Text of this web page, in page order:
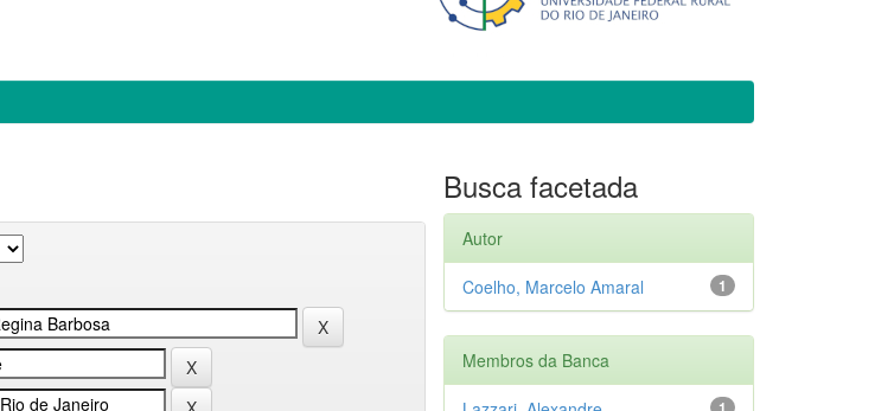
Busca facetada
Autor
1
Coelho, Marcelo Amaral
Membros da Banca